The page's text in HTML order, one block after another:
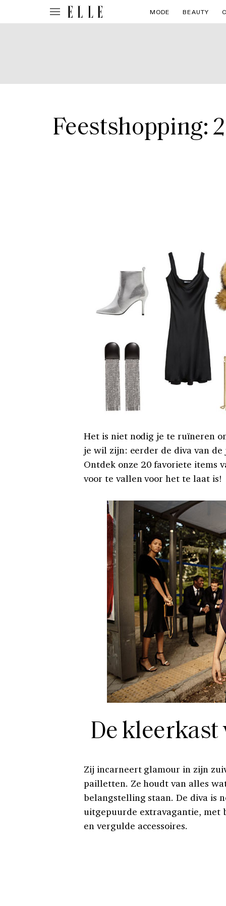
MODE BEAUTY
Feestshopping:
Het is niet nodig je te ruïneren
je wil zijn: eerder de diva van
Ontdek onze 20 favoriete items
voor te vallen voor het te laat is!
De kleerkast
Zij incarneert glamour in zijn
pailletten. Ze houdt van alles
belangstelling staan. De diva is
uitgepuurde extravagantie, met
en vergulde accessoires.